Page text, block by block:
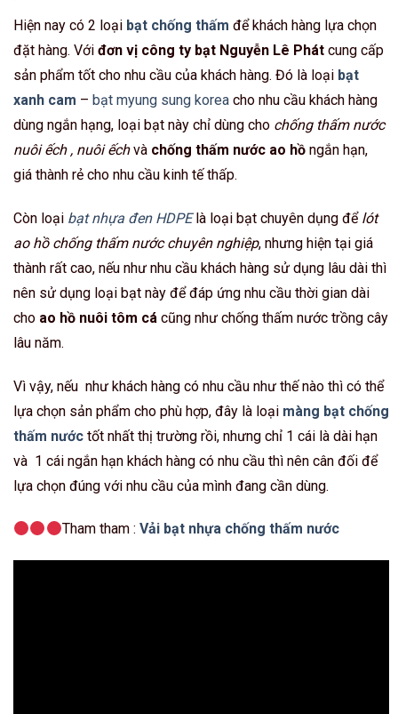
Hiện nay có 2 loại bạt chống thấm để khách hàng lựa chọn
đặt hàng. Với đơn vị công ty bạt Nguyễn Lê Phát cung cấp
sản phẩm tốt cho nhu cầu của khách hàng. Đó là loại bạt
xanh cam – bạt myung sung korea cho nhu cầu khách hàng
dùng ngắn hạng, loại bạt này chỉ dùng cho chống thấm nước
nuôi ếch , nuôi ếchvà chống thấm nước ao hồ ngắn hạn,
giá thành rẻ cho nhu cầu kinh tế thấp.
Còn loại bạt nhựa đen HDPElà loại bạt chuyên dụng để lót
ao hồ chống thấm nước chuyên nghiệp, nhưng hiện tại giá
thành rất cao, nếu như nhu cầu khách hàng sử dụng lâu dài thì
nên sử dụng loại bạt này để đáp ứng nhu cầu thời gian dài
cho ao hồ nuôi tôm cá cũng như chống thấm nước trồng cây
lâu năm.
Vì vậy, nếu như khách hàng có nhu cầu như thế nào thì có thể
lựa chọn sản phẩm cho phù hợp, đây là loại màng bạt chống
thấm nước tốt nhất thị trường rồi, nhưng chỉ 1 cái là dài hạn
và 1 cái ngắn hạn khách hàng có nhu cầu thì nên cân đối để
lựa chọn đúng với nhu cầu của mình đang cần dùng.
Tham tham : Vải bạt nhựa chống thấm nước